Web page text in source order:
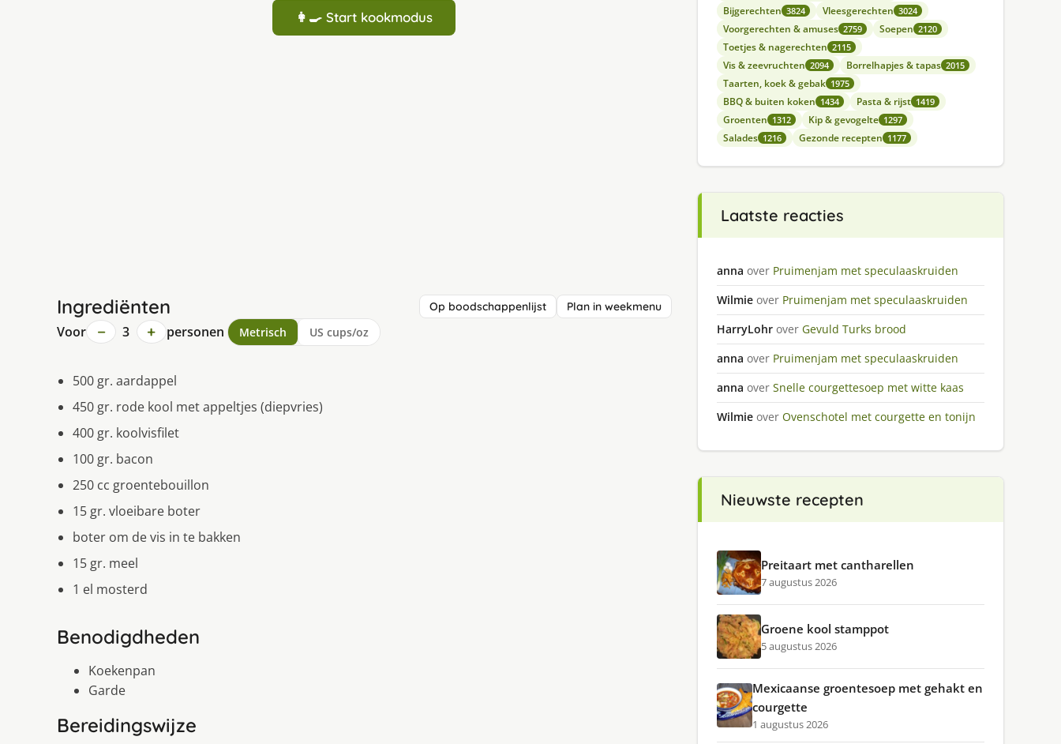
👩‍🍳 Start kookmodus
Ingrediënten Op boodschappenlijst Plan in weekmenu
Voor − 3 + personen Metrisch US cups/oz
500 gr. aardappel
450 gr. rode kool met appeltjes (diepvries)
400 gr. koolvisfilet
100 gr. bacon
250 cc groentebouillon
15 gr. vloeibare boter
boter om de vis in te bakken
15 gr. meel
1 el mosterd
Benodigdheden
Koekenpan
Garde
Bereidingswijze
Bijgerechten 3824 Vleesgerechten 3024
Voorgerechten & amuses 2759 Soepen 2120
Toetjes & nagerechten 2115
Vis & zeevruchten 2094 Borrelhapjes & tapas 2015
Taarten, koek & gebak 1975
BBQ & buiten koken 1434 Pasta & rijst 1419
Groenten 1312 Kip & gevogelte 1297
Salades 1216 Gezonde recepten 1177
Laatste reacties
anna over Pruimenjam met speculaaskruiden
Wilmie over Pruimenjam met speculaaskruiden
HarryLohr over Gevuld Turks brood
anna over Pruimenjam met speculaaskruiden
anna over Snelle courgettesoep met witte kaas
Wilmie over Ovenschotel met courgette en tonijn
Nieuwste recepten
Preitaart met cantharellen
7 augustus 2026
Groene kool stamppot
5 augustus 2026
Mexicaanse groentesoep met gehakt en
courgette
1 augustus 2026